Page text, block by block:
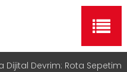
Dijital Devrim: Rota Sepetim